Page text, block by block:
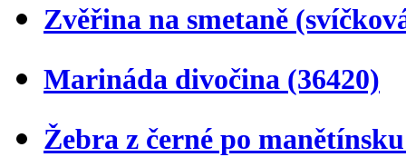
Zvěřina na smetaně
Marináda divočina (36420)
Žebra z černé po